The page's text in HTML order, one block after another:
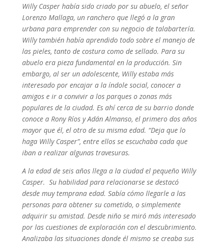
Willy Casper había sido criado por su abuelo, el señor
Lorenzo Mallaga, un ranchero que llegó a la gran
urbana para emprender con su negocio de talabartería.
Willy también había aprendido todo sobre el manejo de
las pieles, tanto de costura como de sellado. Para su
abuelo era pieza fundamental en la producción. Sin
embargo, al ser un adolescente, Willy estaba más
interesado por encajar a la índole social, conocer a
amigos e ir a convivir a los parques o zonas más
populares de la ciudad. Es ahí cerca de su barrio donde
conoce a Rony Ríos y Adán Almanso, el primero dos años
mayor que él, el otro de su misma edad. “Deja que lo
haga Willy Casper”, entre ellos se escuchaba cada que
iban a realizar algunas travesuras.
A la edad de seis años llega a la ciudad el pequeño Willy
Casper. Su habilidad para relacionarse se destacó
desde muy temprana edad. Sabía cómo llegarle a las
personas para obtener su cometido, o simplemente
adquirir su amistad. Desde niño se miró más interesado
por las cuestiones de exploración con el descubrimiento.
Analizaba las situaciones donde él mismo se creaba sus